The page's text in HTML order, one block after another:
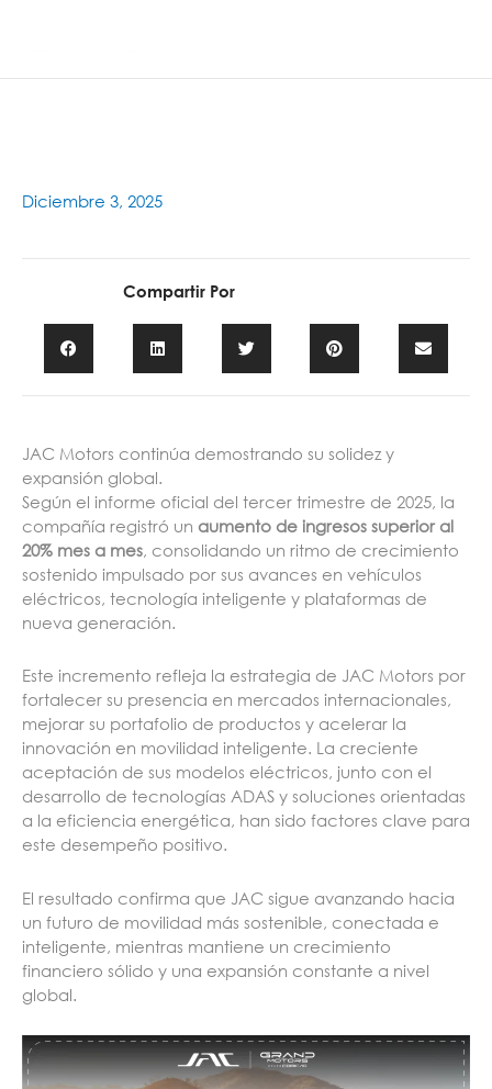
Diciembre 3, 2025
Compartir Por
JAC Motors continúa demostrando su solidez y
expansión global.
Según el informe oficial del tercer trimestre de 2025, la
compañía registró un aumento de ingresos superior al
20% mes a mes, consolidando un ritmo de crecimiento
sostenido impulsado por sus avances en vehículos
eléctricos, tecnología inteligente y plataformas de
nueva generación.
Este incremento refleja la estrategia de JAC Motors por
fortalecer su presencia en mercados internacionales,
mejorar su portafolio de productos y acelerar la
innovación en movilidad inteligente. La creciente
aceptación de sus modelos eléctricos, junto con el
desarrollo de tecnologías ADAS y soluciones orientadas
a la eficiencia energética, han sido factores clave para
este desempeño positivo.
El resultado confirma que JAC sigue avanzando hacia
un futuro de movilidad más sostenible, conectada e
inteligente, mientras mantiene un crecimiento
financiero sólido y una expansión constante a nivel
global.